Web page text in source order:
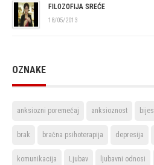
FILOZOFIJA SREĆE
18/05/2013
OZNAKE
anksiozni poremećaj anksioznost bijes
brak bračna psihoterapija depresija
komunikacija Ljubav ljubavni odnosi